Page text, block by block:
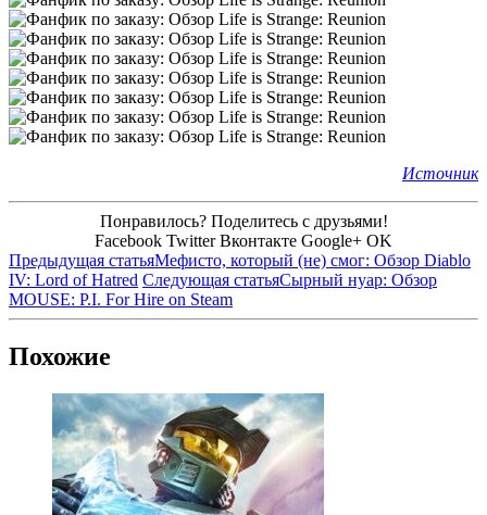
Источник
Понравилось? Поделитесь с друзьями!
Facebook Twitter Вконтакте Google+ OK
Предыдущая статьяМефисто, который (не) смог: Обзор Diablo
IV: Lord of Hatred Следующая статьяСырный нуар: Обзор
MOUSE: P.I. For Hire on Steam
Похожие